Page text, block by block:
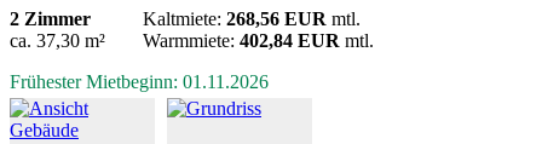
2 Zimmer
ca. 37,30 m²
Kaltmiete: 268,56 EUR mtl.
Warmmiete: 402,84 EUR mtl.
Frühester Mietbeginn: 01.11.2026